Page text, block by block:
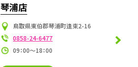
琴浦店
鳥取県東伯郡琴浦町逢束2-16
0858-24-6477
09：00～18：00